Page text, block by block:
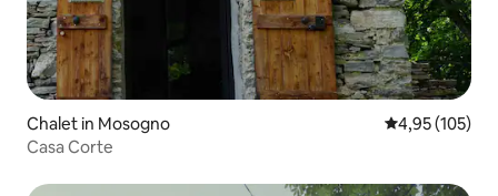
Chalet in Mosogno
4,95 (105)
Casa Corte